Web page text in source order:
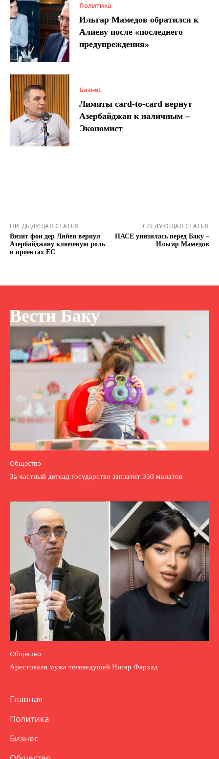
Политика
Ильгар Мамедов обратился к
Алиеву после «последнего
предупреждения»
Бизнес
Лимиты card-to-card вернут
Азербайджан к наличным –
Экономист
ПРЕДЫДУЩАЯ СТАТЬЯ
Визит фон дер Ляйен вернул
Азербайджану ключевую роль
в проектах ЕС
СЛЕДУЮЩАЯ СТАТЬЯ
ПАСЕ унизилась перед Баку –
Ильгар Мамедов
Вести Баку
Общество
За частный детсад государство заплатит 350 манатов
Общество
Арестовали мужа телеведущей Нигяр Фархад
Главная
Политика
Бизнес